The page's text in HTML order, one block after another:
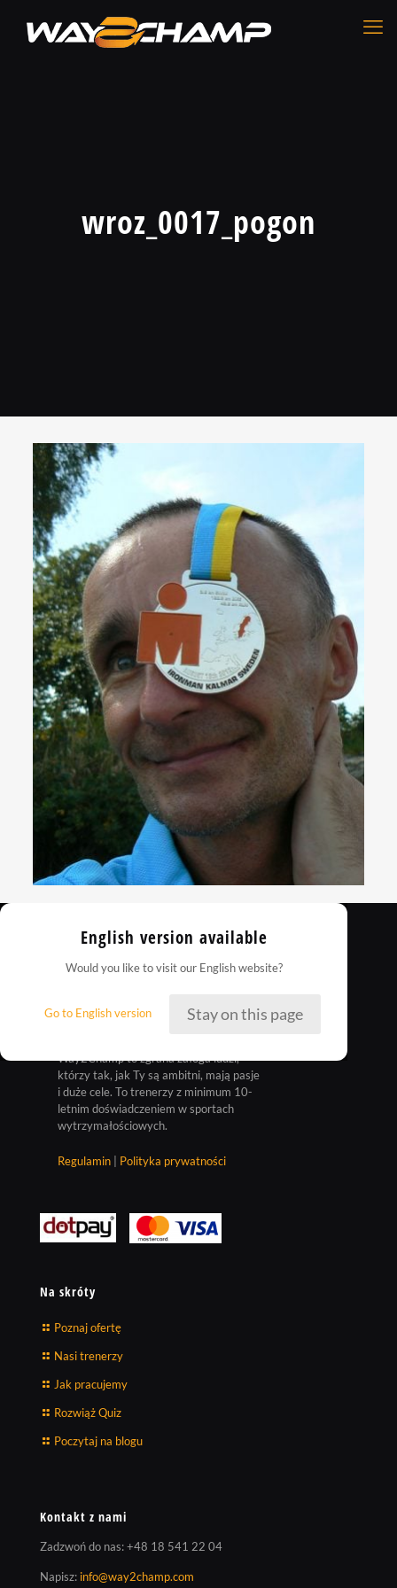
wroz_0017_pogon
Way2Champ to zgrana załoga ludzi,
którzy tak, jak Ty są ambitni, mają pasje
i duże cele. To trenerzy z minimum 10-
letnim doświadczeniem w sportach
wytrzymałościowych.
Regulamin Polityka prywatności
Na skróty
Poznaj ofertę
Nasi trenerzy
Jak pracujemy
Rozwiąż Quiz
Poczytaj na blogu
Kontakt z nami
Zadzwoń do nas:+48 18 541 22 04
Napisz: info@way2champ.com
English version available
Would you like to visit our English website?
Go to English version Stay on this page